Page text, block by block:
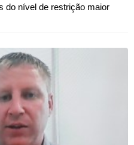
do nível de restrição maior